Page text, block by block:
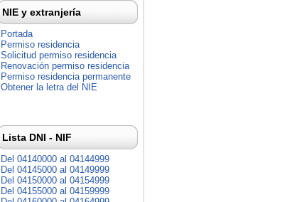
NIE y extranjería
Portada
Permiso residencia
Solicitud permiso residencia
Renovación permiso residencia
Permiso residencia permanente
Obtener la letra del NIE
Lista DNI - NIF
Del 04140000 al 04144999
Del 04145000 al 04149999
Del 04150000 al 04154999
Del 04155000 al 04159999